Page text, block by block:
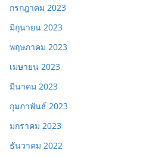
กรกฎาคม 2023
มิถุนายน 2023
พฤษภาคม 2023
เมษายน 2023
มีนาคม 2023
กุมภาพันธ์ 2023
มกราคม 2023
ธันวาคม 2022